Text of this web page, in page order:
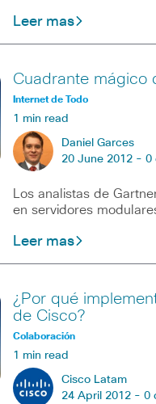
Leer mas
Cuadrante mágico
Internet de Todo
1 min read
Daniel Garces
20 June 2012 - 0
Los analistas de
en servidores
Leer mas
¿Por qué
de Cisco?
Colaboración
1 min read
Cisco Latam
24 April 2012 - 0